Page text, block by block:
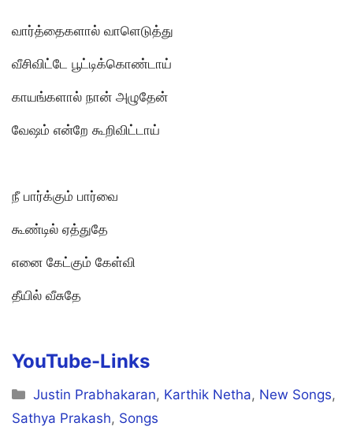
வார்த்தைகளால் வாளெடுத்து
வீசிவிட்டே பூட்டிக்கொண்டாய்
காயங்களால் நான் அழுதேன்
வேஷம் என்றே கூறிவிட்டாய்
நீ பார்க்கும் பார்வை
கூண்டில் ஏத்துதே
எனை கேட்கும் கேள்வி
தீயில் வீசுதே
YouTube-Links
Categories
Justin Prabhakaran, Karthik Netha, New Songs,
Sathya Prakash, Songs